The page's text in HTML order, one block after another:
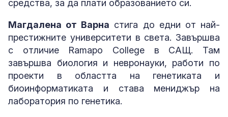
средства, за да плати образованието си.
Магдалена от Варна стига до едни от най-
престижните университети в света. Завършва
с отличие Ramapo College в САЩ. Там
завършва биология и невронауки, работи по
проекти в областта на генетиката и
биоинформатиката и става мениджър на
лаборатория по генетика.